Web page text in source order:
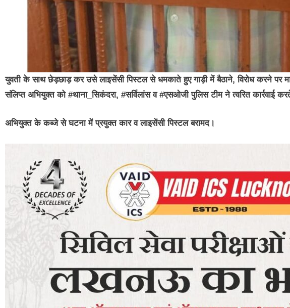
युवती के साथ छेड़छाड़ कर उसे लाइसेंसी पिस्टल से धमकाते हुए गाड़ी में बैठाने, विरोध करने पर
संलिप्त अभियुक्त को #थाना_सिकंदरा, #सर्विलांस व #एसओजी पुलिस टीम ने त्वरित कार्रवाई
अभियुक्त के कब्जे से घटना में प्रयुक्त कार व लाइसेंसी पिस्टल बरामद।